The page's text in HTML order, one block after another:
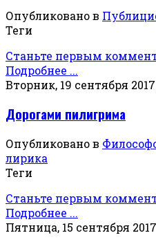
Опубликовано в
Теги
Станьте первым
Подробнее ...
Вторник, 19 сентября 2017
Дорогами пилигрима
Опубликовано в
лирика
Теги
Станьте первым
Подробнее ...
Пятница, 15 сентября 2017